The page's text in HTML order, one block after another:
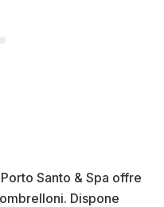
Santo & Spa offre
Dispone